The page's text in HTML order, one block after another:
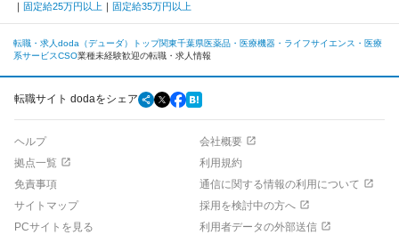
固定給25万円以上 固定給35万円以上
転職・求人doda（デューダ）トップ関東千葉県医薬品・医療機器・ライフサイエンス・医療
系サービスCSO業種未経験歓迎の転職・求人情報
転職サイト dodaをシェア
ヘルプ
会社概要
拠点一覧
利用規約
免責事項
通信に関する情報の利用について
サイトマップ
採用を検討中の方へ
PCサイトを見る
利用者データの外部送信